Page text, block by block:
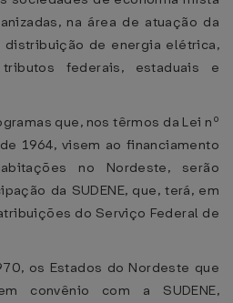
na área de atuação da
distribuição de energia elétrica,
federais, estaduais e
que, nos têrmos da Lei nº
1964, visem ao financiamento
no Nordeste, serão
da SUDENE, que, terá, em
do Serviço Federal de
os Estados do Nordeste que
convênio com a SUDENE,